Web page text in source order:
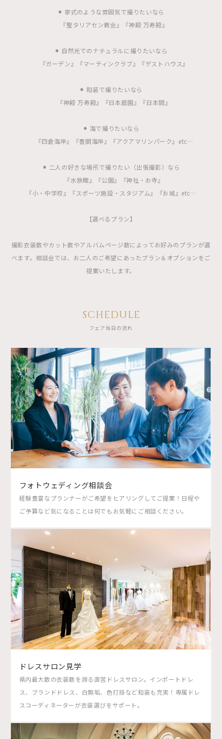
⚫︎ 挙式のような雰囲気で撮りたいなら
『聖タリアセン教会』『神殿 万寿殿』
⚫︎ 自然光でのナチュラルに撮りたいなら
『ガーデン』『マーティンクラブ』『ゲストハウス』
⚫︎ 和装で撮りたいなら
『神殿 万寿殿』『日本庭園』『日本間』
⚫︎ 海で撮りたいなら
『四倉海岸』『豊間海岸』『アクアマリンパーク』etc…
⚫︎ 二人の好きな場所で撮りたい（出張撮影）なら
『水族館』『公園』『神社・お寺』
『小・中学校』『スポーツ施設・スタジアム』『お城』etc…
【選べるプラン】
撮影衣装数やカット数やアルバムページ数によってお好みのプランが選
べます。相談会では、お二人のご希望にあったプラン＆オプションをご
提案いたします。
SCHEDULE
フェア当日の流れ
フォトウェディング相談会
経験豊富なプランナーがご希望をヒアリングしてご提案！日程や
ご予算など気になることは何でもお気軽にご相談ください。
ドレスサロン見学
県内最大数の衣装数を誇る直営ドレスサロン。インポートドレ
ス、ブランドドレス、白無垢、色打掛など和装も充実！専属ドレ
スコーディネーターが衣装選びをサポート。